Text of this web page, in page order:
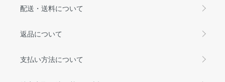
配送・送料について
返品について
支払い方法について